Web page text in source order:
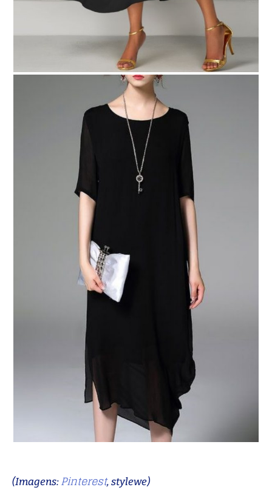
(Imagens:Pinterest, stylewe)